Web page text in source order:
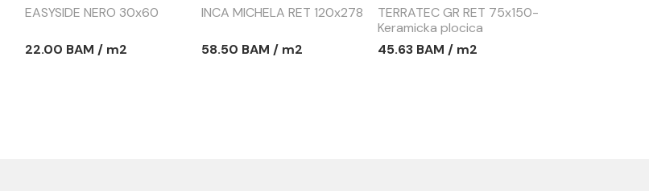
EASYSIDE NERO 30x60
22.00 BAM / m2
INCA MICHELA RET 120x278
58.50 BAM / m2
TERRATEC GR RET 75x150-
Keramicka plocica
45.63 BAM / m2